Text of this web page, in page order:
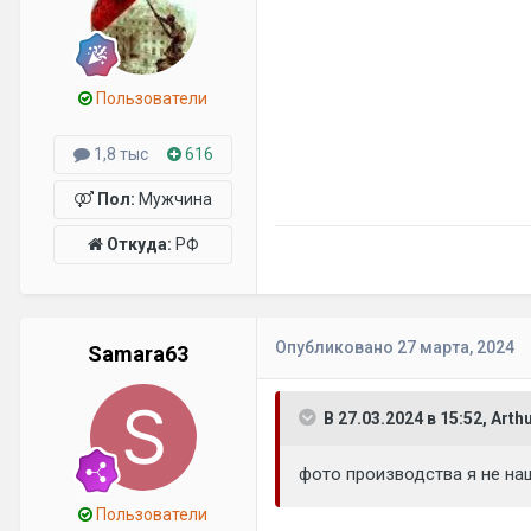
Пользователи
1,8 тыс 616
Пол: Мужчина
Откуда: РФ
Samara63
Пользователи
Опубликовано 27 марта, 2024
В 27.03.2024 в 15:52,
фото производства я не